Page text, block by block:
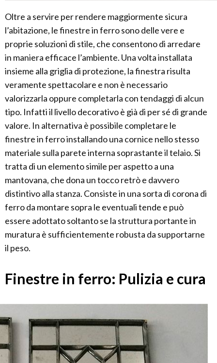
Oltre a servire per rendere maggiormente sicura
l’abitazione, le finestre in ferro sono delle vere e
proprie soluzioni di stile, che consentono di arredare
in maniera efficace l’ambiente. Una volta installata
insieme alla griglia di protezione, la finestra risulta
veramente spettacolare e non è necessario
valorizzarla oppure completarla con tendaggi di alcun
tipo. Infatti il livello decorativo è già di per sé di grande
valore. In alternativa è possibile completare le
finestre in ferro installando una cornice nello stesso
materiale sulla parete interna soprastante il telaio. Si
tratta di un elemento simile per aspetto a una
mantovana, che dona un tocco retrò e davvero
distintivo alla stanza. Consiste in una sorta di corona di
ferro da montare sopra le eventuali tende e può
essere adottato soltanto se la struttura portante in
muratura è sufficientemente robusta da supportarne
il peso.
Finestre in ferro: Pulizia e cura